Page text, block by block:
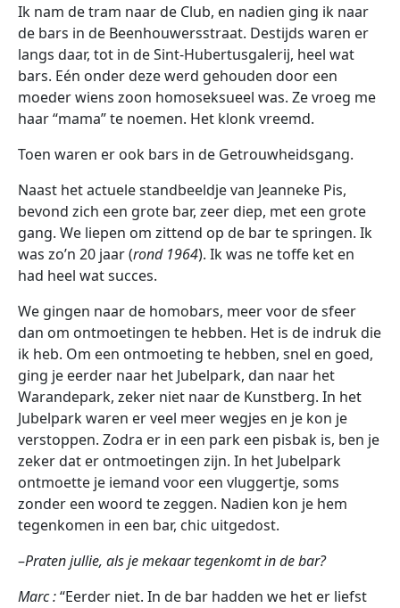
Ik nam de tram naar de Club, en nadien ging ik naar
de bars in de Beenhouwersstraat. Destijds waren er
langs daar, tot in de Sint-Hubertusgalerij, heel wat
bars. Eén onder deze werd gehouden door een
moeder wiens zoon homoseksueel was. Ze vroeg me
haar “mama” te noemen. Het klonk vreemd.
Toen waren er ook bars in de Getrouwheidsgang.
Naast het actuele standbeeldje van Jeanneke Pis,
bevond zich een grote bar, zeer diep, met een grote
gang. We liepen om zittend op de bar te springen. Ik
was zo’n 20 jaar (rond 1964). Ik was ne toffe ket en
had heel wat succes.
We gingen naar de homobars, meer voor de sfeer
dan om ontmoetingen te hebben. Het is de indruk die
ik heb. Om een ontmoeting te hebben, snel en goed,
ging je eerder naar het Jubelpark, dan naar het
Warandepark, zeker niet naar de Kunstberg. In het
Jubelpark waren er veel meer wegjes en je kon je
verstoppen. Zodra er in een park een pisbak is, ben je
zeker dat er ontmoetingen zijn. In het Jubelpark
ontmoette je iemand voor een vluggertje, soms
zonder een woord te zeggen. Nadien kon je hem
tegenkomen in een bar, chic uitgedost.
–Praten jullie, als je mekaar tegenkomt in de bar?
Marc :“Eerder niet. In de bar hadden we het er liefst